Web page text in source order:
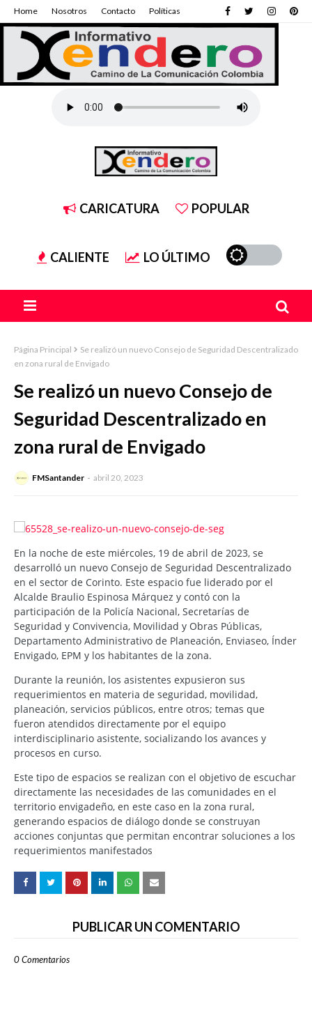
Home Nosotros Contacto Políticas
CARICATURA POPULAR
CALIENTE LO ÚLTIMO
Página Principal
Se realizó un nuevo Consejo de Seguridad Descentralizado
en zona rural de Envigado
Se realizó un nuevo Consejo de
Seguridad Descentralizado en
zona rural de Envigado
FMSantander abril 20, 2023
En la noche de este miércoles, 19 de abril de 2023, se
desarrolló un nuevo Consejo de Seguridad Descentralizado
en el sector de Corinto. Este espacio fue liderado por el
Alcalde Braulio Espinosa Márquez y contó con la
participación de la Policía Nacional, Secretarías de
Seguridad y Convivencia, Movilidad y Obras Públicas,
Departamento Administrativo de Planeación, Enviaseo, Índer
Envigado, EPM y los habitantes de la zona.
Durante la reunión, los asistentes expusieron sus
requerimientos en materia de seguridad, movilidad,
planeación, servicios públicos, entre otros; temas que
fueron atendidos directamente por el equipo
interdisciplinario asistente, socializando los avances y
procesos en curso.
Este tipo de espacios se realizan con el objetivo de escuchar
directamente las necesidades de las comunidades en el
territorio envigadeño, en este caso en la zona rural,
generando espacios de diálogo donde se construyan
acciones conjuntas que permitan encontrar soluciones a los
requerimientos manifestados
PUBLICAR UN COMENTARIO
0 Comentarios